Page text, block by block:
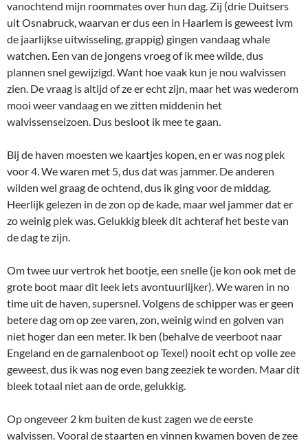
vanochtend mijn roommates over hun dag. Zij (drie Duitsers
uit Osnabruck, waarvan er dus een in Haarlem is geweest ivm
de jaarlijkse uitwisseling, grappig) gingen vandaag whale
watchen. Een van de jongens vroeg of ik mee wilde, dus
plannen snel gewijzigd. Want hoe vaak kun je nou walvissen
zien. De vraag is altijd of ze er echt zijn, maar het was wederom
mooi weer vandaag en we zitten middenin het
walvissenseizoen. Dus besloot ik mee te gaan.
Bij de haven moesten we kaartjes kopen, en er was nog plek
voor 4. We waren met 5, dus dat was jammer. De anderen
wilden wel graag de ochtend, dus ik ging voor de middag.
Heerlijk gelezen in de zon op de kade, maar wel jammer dat er
zo weinig plek was. Gelukkig bleek dit achteraf het beste van
de dag te zijn.
Om twee uur vertrok het bootje, een snelle (je kon ook met de
grote boot maar dit leek iets avontuurlijker). We waren in no
time uit de haven, supersnel. Volgens de schipper was er geen
betere dag om op zee varen, zon, weinig wind en golven van
niet hoger dan een meter. Ik ben (behalve de veerboot naar
Engeland en de garnalenboot op Texel) nooit echt op volle zee
geweest, dus ik was nog even bang zeeziek te worden. Maar dit
bleek totaal niet aan de orde, gelukkig.
Op ongeveer 2 km buiten de kust zagen we de eerste
walvissen. Vooral de staarten en vinnen kwamen boven de zee